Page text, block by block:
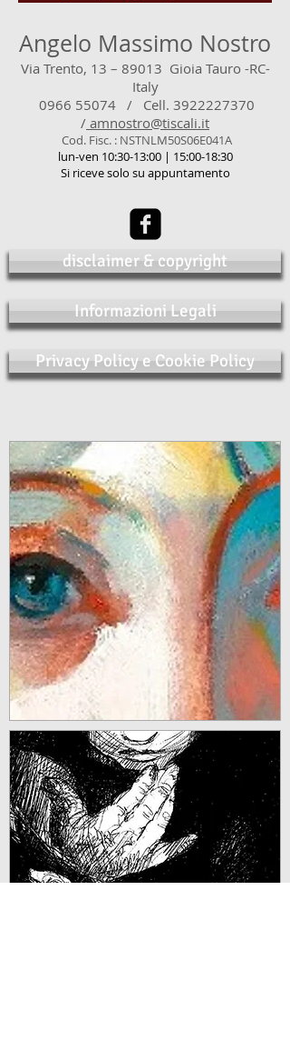
Angelo Massimo Nostro
Via Trento, 13 – 89013 Gioia Tauro -RC-
Italy
0966 55074 / Cell. 3922227370
/ amnostro@tiscali.it
Cod. Fisc. : NSTNLM50S06E041A
lun-ven 10:30-13:00 | 15:00-18:30
Si riceve solo su appuntamento
disclaimer & copyright
Informazioni Legali
Privacy Policy e Cookie Policy